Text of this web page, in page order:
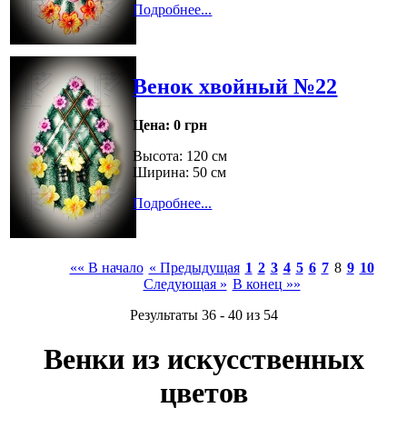
Подробнее...
Венок хвойный №22
Цена: 0 грн
Высота: 120 см
Ширина: 50 см
Подробнее...
«« В начало « Предыдущая 1 2 3 4 5 6 7 8 9 10
Следующая » В конец »»
Результаты 36 - 40 из 54
Венки из искусственных
цветов